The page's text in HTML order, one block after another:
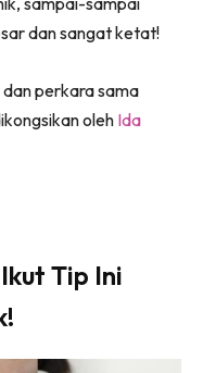
Penggunaandan
Terima kasih!
dan sangat ketat!
perkara sama
oleh Ida
Tip Ini